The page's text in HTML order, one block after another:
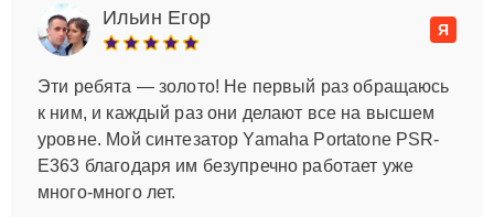
Ильин Егор
Я
Эти ребята — золото! Не первый раз обращаюсь
к ним, и каждый раз они делают все на высшем
уровне. Мой синтезатор Yamaha Portatone PSR-
E363 благодаря им безупречно работает уже
много-много лет.